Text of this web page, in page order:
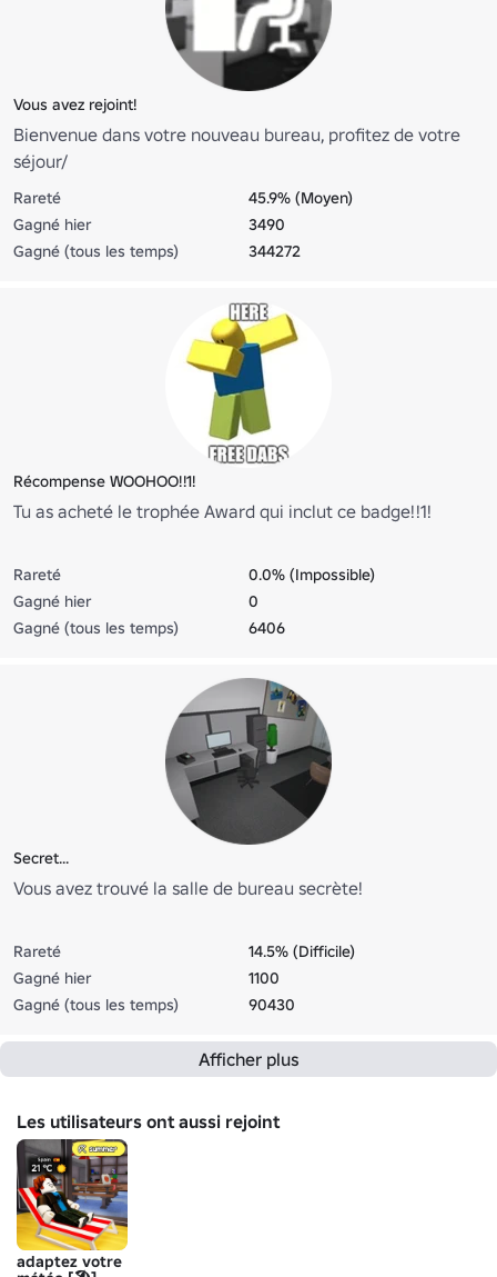
Vous avez rejoint!
Bienvenue dans votre nouveau bureau, profitez de votre
séjour/
Rareté
45.9% (Moyen)
Gagné hier
3490
Gagné (tous les temps)
344272
Récompense WOOHOO!!1!
Tu as acheté le trophée Award qui inclut ce badge!!1!
Rareté
0.0% (Impossible)
Gagné hier
0
Gagné (tous les temps)
6406
Secret...
Vous avez trouvé la salle de bureau secrète!
Rareté
14.5% (Difficile)
Gagné hier
1100
Gagné (tous les temps)
90430
Afficher plus
Les utilisateurs ont aussi rejoint
adaptez votre